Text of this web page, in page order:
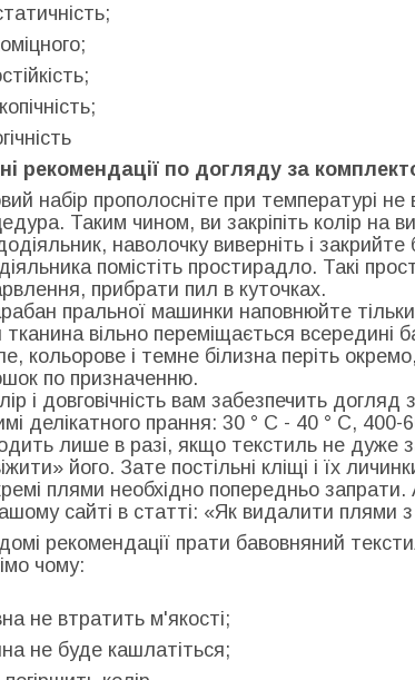
рекомендації по догляду за
набір прополосніте при температурі не
Таким чином, ви закріпіть колір на
наволочку виверніть і
помістіть простирадло. Такі
прибрати пил в куточках.
пральної машинки наповнюйте
тканина вільно переміщається всередині
кольорове і темне білизна періть
по призначенню.
і довговічність вам забезпечить
делікатного прання: 30 ° С - 40 ° С,
лише в разі, якщо текстиль не дуже
його. Зате постільні кліщі і їх
плями необхідно попередньо
сайті в статті: «Як видалити плями
рекомендації прати бавовняний
чому:
не втратить м'якості;
не буде кашлатіться;